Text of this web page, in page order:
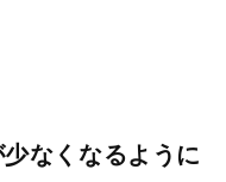
なくなるように